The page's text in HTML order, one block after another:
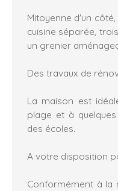
Mitoyenne d'un
cuisine séparée,
un grenier
Des travaux de
La maison est
plage et à
des écoles.
A votre disposition
Conformément à la